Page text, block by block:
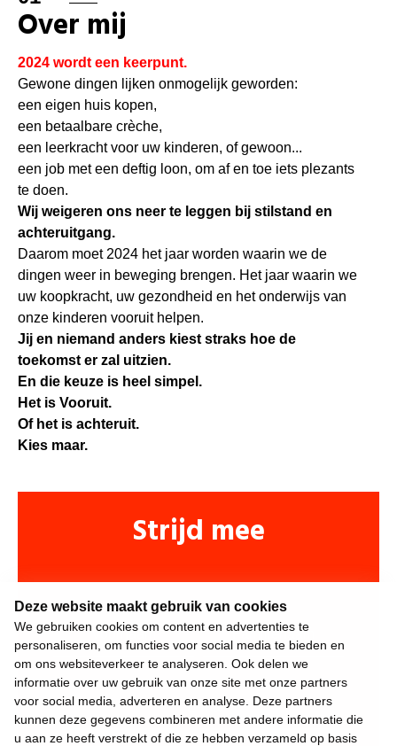
Deze website maakt gebruik van cookies
We gebruiken cookies om content en advertenties te
personaliseren, om functies voor social media te bieden en
om ons websiteverkeer te analyseren. Ook delen we
informatie over uw gebruik van onze site met onze partners
voor social media, adverteren en analyse. Deze partners
kunnen deze gegevens combineren met andere informatie die
u aan ze heeft verstrekt of die ze hebben verzameld op basis
Over mij
2024 wordt een keerpunt.
Gewone dingen lijken onmogelijk geworden:
een eigen huis kopen,
een betaalbare crèche,
een leerkracht voor uw kinderen, of gewoon...
een job met een deftig loon, om af en toe iets plezants
te doen.
Wij weigeren ons neer te leggen bij stilstand en
achteruitgang.
Daarom moet 2024 het jaar worden waarin we de
dingen weer in beweging brengen. Het jaar waarin we
uw koopkracht, uw gezondheid en het onderwijs van
onze kinderen vooruit helpen.
Jij en niemand anders kiest straks hoe de
toekomst er zal uitzien.
En die keuze is heel simpel.
Het is Vooruit.
Of het is achteruit.
Kies maar.
Strijd mee